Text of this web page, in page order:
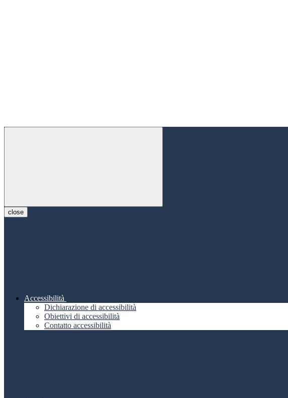
close
Accessibilità
Dichiarazione di accessibilità
Obiettivi di accessibilità
Contatto accessibilità